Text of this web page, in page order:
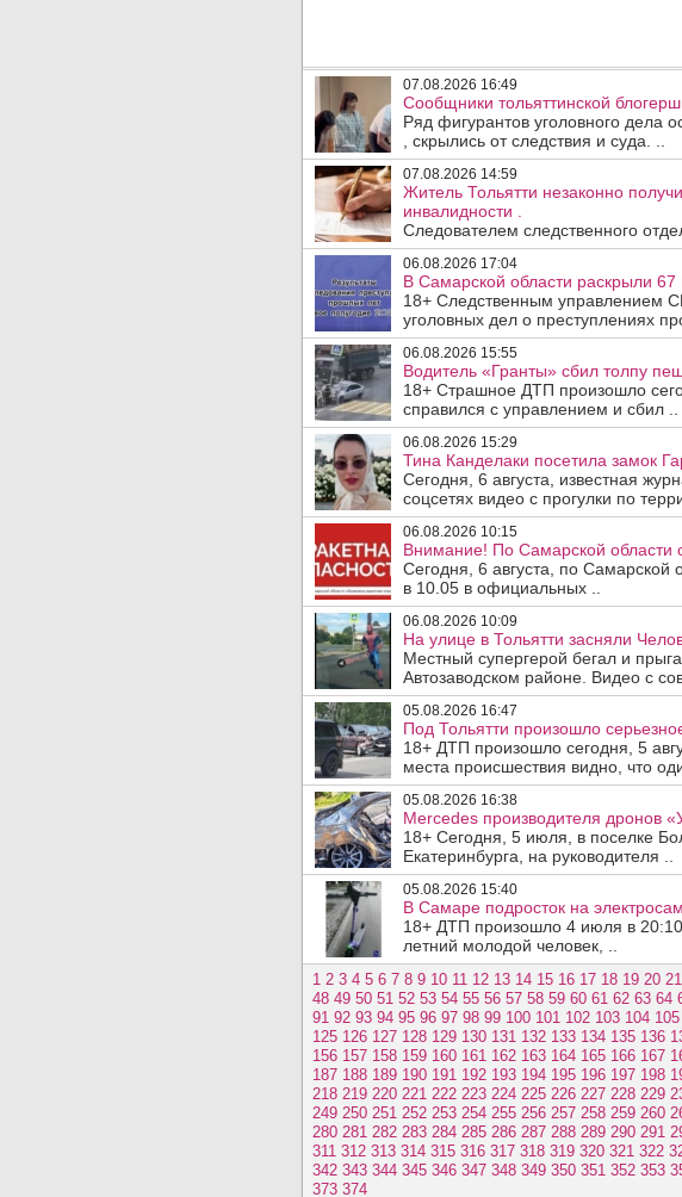
07.08.2026 16:49
Сообщники тольяттинской
Ряд фигурантов уголовного дела
, скрылись от следствия и суда. ..
07.08.2026 14:59
Житель Тольятти незаконно
инвалидности .
Следователем следственного
06.08.2026 17:04
В Самарской области раскрыли 67
18+ Следственным управлением
уголовных дел о преступлениях
06.08.2026 15:55
Водитель «Гранты» сбил толпу
18+ Страшное ДТП произошло
справился с управлением и сбил ..
06.08.2026 15:29
Тина Канделаки посетила замок
Сегодня, 6 августа, известная
соцсетях видео с прогулки по
06.08.2026 10:15
Внимание! По Самарской области
Сегодня, 6 августа, по
в 10.05 в официальных ..
06.08.2026 10:09
На улице в Тольятти засняли
Местный супергерой бегал и
Автозаводском районе. Видео с
05.08.2026 16:47
Под Тольятти произошло
18+ ДТП произошло сегодня, 5
места происшествия видно, что
05.08.2026 16:38
Mercedes производителя дронов
18+ Сегодня, 5 июля, в поселке
Екатеринбурга, на руководителя ..
05.08.2026 15:40
В Самаре подросток на
18+ ДТП произошло 4 июля в
летний молодой человек, ..
1 2 3 4 5 6 7 8 9 10 11 12 13 14 15 16 17 18 19 20 21
48 49 50 51 52 53 54 55 56 57 58 59 60 61 62 63 64
91 92 93 94 95 96 97 98 99 100 101 102 103 104 105
125 126 127 128 129 130 131 132 133 134 135 136
156 157 158 159 160 161 162 163 164 165 166 167
187 188 189 190 191 192 193 194 195 196 197 198
218 219 220 221 222 223 224 225 226 227 228 229
249 250 251 252 253 254 255 256 257 258 259 260
280 281 282 283 284 285 286 287 288 289 290 291
311 312 313 314 315 316 317 318 319 320 321 322
342 343 344 345 346 347 348 349 350 351 352 353
373 374